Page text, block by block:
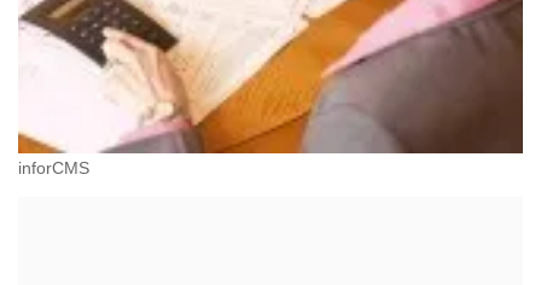
inforCMS